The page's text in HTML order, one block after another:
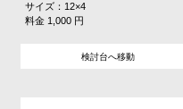
サイズ：12×4
料金 1,000 円
検討台へ移動